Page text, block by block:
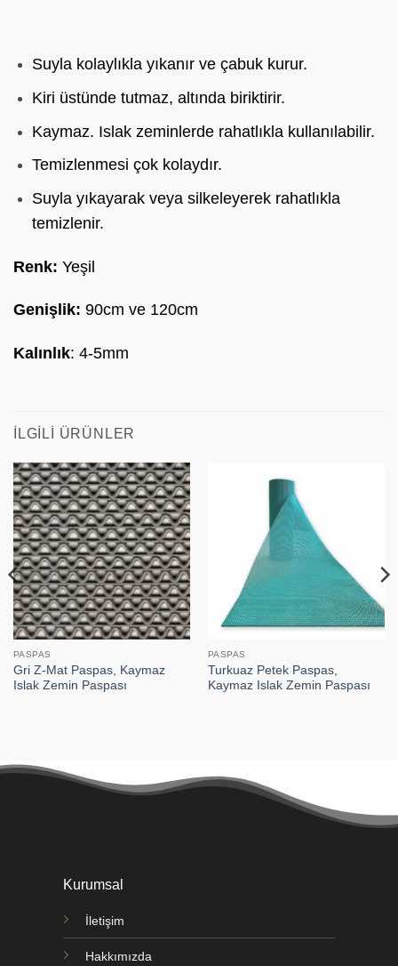
Suyla kolaylıkla yıkanır ve çabuk kurur.
Kiri üstünde tutmaz, altında biriktirir.
Kaymaz. Islak zeminlerde rahatlıkla kullanılabilir.
Temizlenmesi çok kolaydır.
Suyla yıkayarak veya silkeleyerek rahatlıkla
temizlenir.
Renk: Yeşil
Genişlik: 90cm ve 120cm
Kalınlık: 4-5mm
İLGILI ÜRÜNLER
PASPAS
Gri Z-Mat Paspas, Kaymaz
Islak Zemin Paspası
PASPAS
Turkuaz Petek Paspas,
Kaymaz Islak Zemin Paspası
Kurumsal
İletişim
Hakkımızda